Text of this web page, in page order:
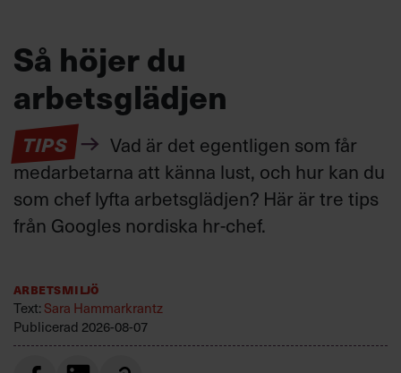
Så höjer du
arbetsglädjen
TIPS
Vad är det egentligen som får
medarbetarna att känna lust, och hur kan du
som chef lyfta arbetsglädjen? Här är tre tips
från Googles nordiska hr-chef.
Arbetsmiljö
Text:Sara Hammarkrantz
Publicerad 2026-08-07